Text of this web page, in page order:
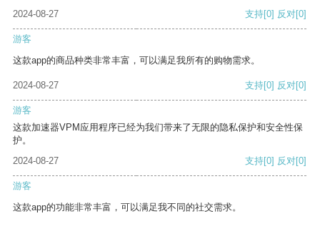
2024-08-27
支持[0] 反对[0]
游客
这款app的商品种类非常丰富，可以满足我所有的购物需求。
2024-08-27 支持[0] 反对[0]
游客
这款加速器VPM应用程序已经为我们带来了无限的隐私保护和安全性保
护。
2024-08-27
支持[0] 反对[0]
游客
这款app的功能非常丰富，可以满足我不同的社交需求。